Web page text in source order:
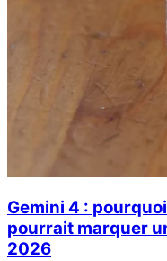
Gemini 4 :
pourrait marquer
2026